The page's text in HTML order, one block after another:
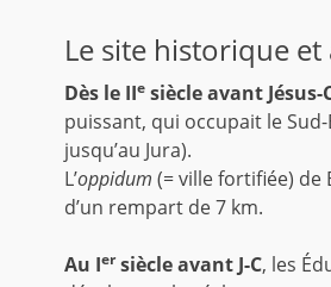
Le site historique
Dès le IIesiècle avant Jésus-
puissant, qui occupait le
jusqu’au Jura).
L’oppidum (= ville fortifiée) de
d’un rempart de 7 km.
Au Iersiècle avant J-C, les